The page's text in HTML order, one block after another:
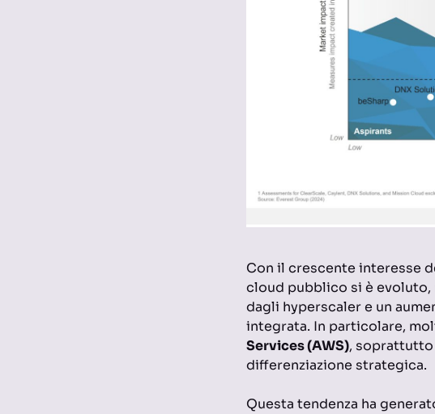
Con il crescente interesse
cloud pubblico si è
dagli hyperscaler e un
integrata. In particolare,
Services (AWS), soprattutto
differenziazione strategica.
Questa tendenza ha